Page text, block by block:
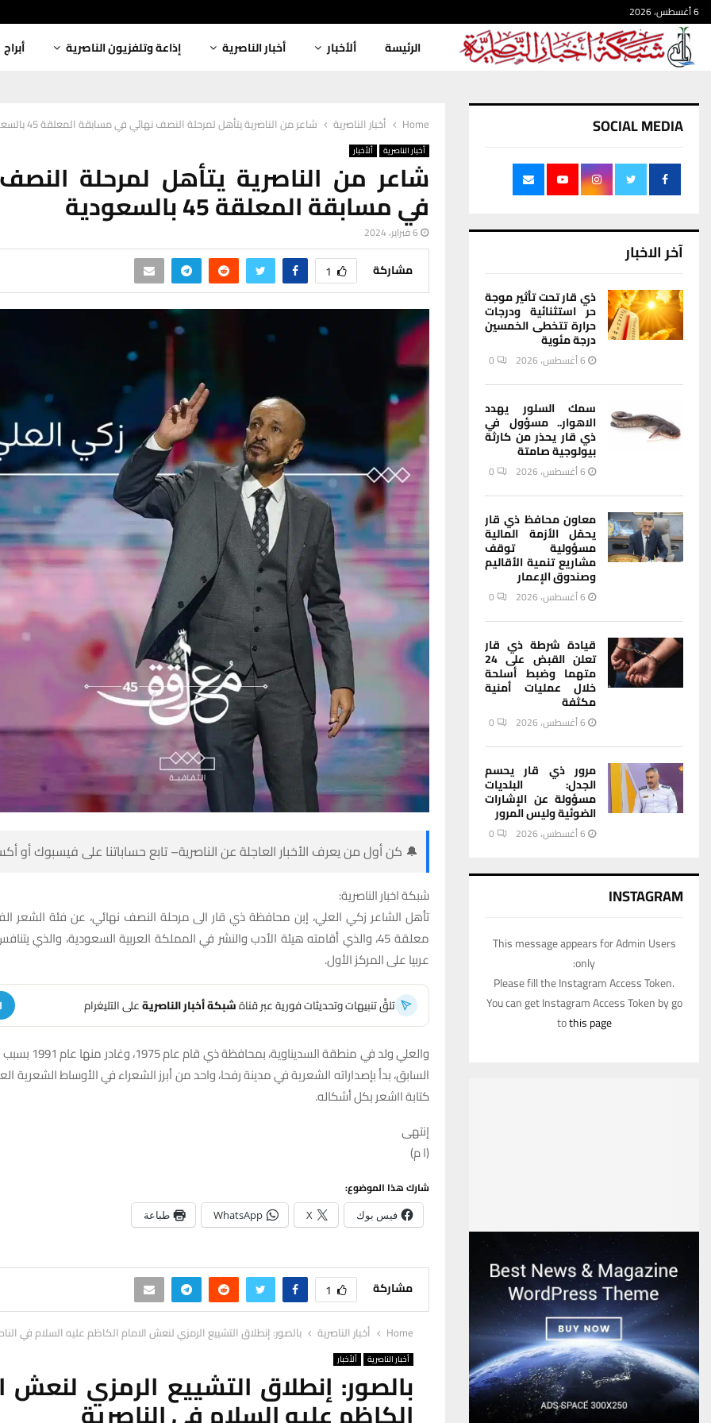
6 أغسطس، 2026
الرئيسة ألأخبار أخبار الناصرية إذاعة وتلفزيون الناصرية أبراج
Home أخبار الناصرية شاعر من الناصرية يتأهل لمرحلة النصف نهائي في مسابقة المعلقة 45 بالسعودية
أخبار الناصرية ألأخبار
شاعر من الناصرية يتأهل لمرحلة
في مسابقة المعلقة 45 بالسعودية
6 فبراير، 2024
مشاركة 1
🔔 كن أول من يعرف الأخبار العاجلة عن الناصرية– تابع حساباتنا على فيسبوك أو
شبكة اخبار الناصرية:
تأهل الشاعر زكي العلي، إبن محافظة ذي قار الى مرحلة النصف نهائي، عن فئة الشعر
عربيا على المركز الأول.
تلقَّ تنبيهات وتحديثات فورية عبر قناةشبكة أخبار الناصريةعلى التليغرام
والعلي ولد في منطقة
السابق، بدأ بإصداراته الشعرية في مدينة رفحا، واحد من أبرز الشعراء في الأوساط الشعرية
كتابة ااشعر بكل أشكاله.
إنتهى
(ا م)
شارك هذا الموضوع:
فيس بوك X
WhatsApp طباعة
مشاركة 1
Home أخبار الناصرية بالصور: إنطلاق التشييع الرمزي لنعش الامام الكاظم عليه السلام في
أخبار الناصرية ألأخبار
بالصور: إنطلاق التشييع الرمزي لنعش
SOCIAL MEDIA
آخر الاخبار
ذي قار تحت تأثير موجة
حر استثنائية ودرجات
حرارة تتخطى الخمسين
درجة مئوية
6 أغسطس، 2026 0
سمك السلور يهدد
الاهوار.. مسؤول في
ذي قار يحذر من كارثة
بيولوجية صامتة
6 أغسطس، 2026 0
معاون محافظ ذي قار
يحمّل الأزمة المالية
مسؤولية توقف
مشاريع تنمية الأقاليم
وصندوق الإعمار
6 أغسطس، 2026 0
قيادة شرطة ذي قار
تعلن القبض على 24
متهما وضبط أسلحة
خلال عمليات أمنية
مكثفة
6 أغسطس، 2026 0
مرور ذي قار يحسم
الجدل: البلديات
مسؤولة عن الإشارات
الضوئية وليس المرور
6 أغسطس، 2026 0
INSTAGRAM
This message appears for Admin Users
only:
Please fill the Instagram Access Token.
You can get Instagram Access Token by go
tothis page